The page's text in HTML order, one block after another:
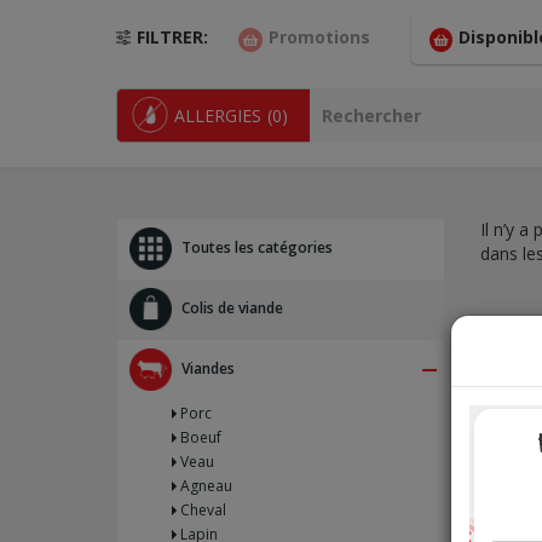
FILTRER Promotions
ALLERGIES (0)
Toutes les catégories
Colis de viande
Viandes
Porc
Boeuf
Veau
Agneau
Cheval
Lapin
Il n’y
dans